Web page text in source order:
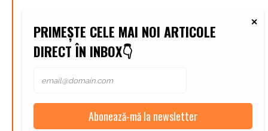
PRIMEȘTE CELE MAI NOI ARTICOLE
DIRECT ÎN INBOX👇